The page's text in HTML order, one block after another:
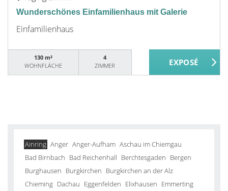
Wunderschönes Einfamilienhaus mit Galerie
Einfamilienhaus
130 m²
WOHNFLÄCHE
4
ZIMMER
Ainring Anger Anger-Aufham Aschau im Chiemgau
Bad Birnbach Bad Reichenhall Berchtesgaden Bergen
Burghausen Burgkirchen Burgkirchen an der Alz
Chieming Dachau Eggenfelden Elixhausen Emmerting